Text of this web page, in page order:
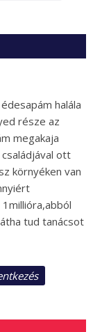
halála
része az
megakaja
ott
környéken van
tud tanácsot